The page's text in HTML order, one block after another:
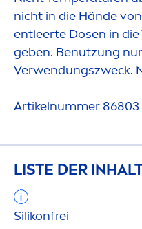
nicht in die Hände
entleerte Dosen in
geben. Benutzung
Verwendungszweck.
Artikelnummer 86803
LISTE DER
Silikonfrei